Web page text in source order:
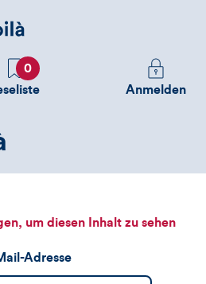
0
Melden
Sie
sehen
Anmelden
um diesen Inhalt zu sehen
Adresse